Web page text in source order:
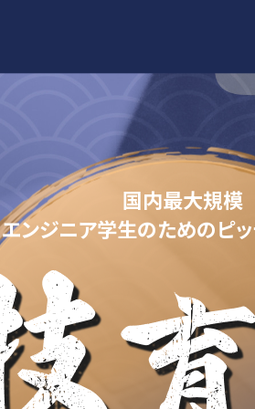
国内最大規模
エンジニア学生のためのピ